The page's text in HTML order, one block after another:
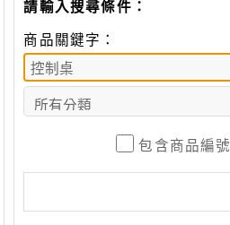
請輸入搜尋條件：
商品關鍵字：
包含商品編號